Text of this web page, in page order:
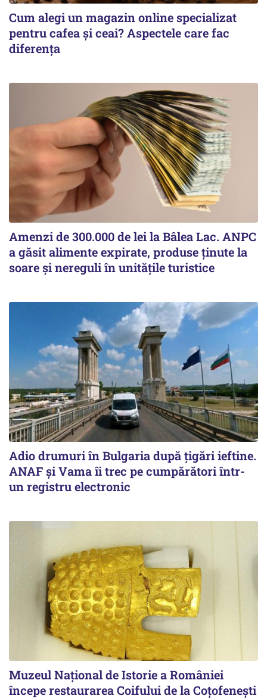
Cum alegi un magazin online specializat
pentru cafea și ceai? Aspectele care fac
diferența
Amenzi de 300.000 de lei la Bâlea Lac. ANPC
a găsit alimente expirate, produse ținute la
soare și nereguli în unitățile turistice
Adio drumuri în Bulgaria după țigări ieftine.
ANAF și Vama îi trec pe cumpărători într-
un registru electronic
Muzeul Național de Istorie a României
începe restaurarea Coifului de la Coțofenești